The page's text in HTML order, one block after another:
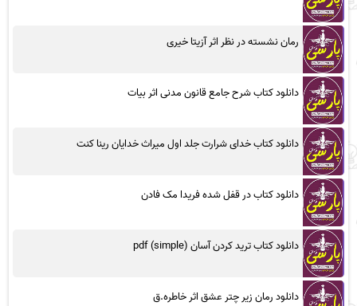
رمان نشسته در نظر اثر آزیتا خیری
دانلود کتاب شرح جامع قانون مدنی اثر بیات
دانلود کتاب خدای شرارت جلد اول میراث خدایان رینا کنت
دانلود کتاب در قفل شده فریدا مک فادن
دانلود کتاب ترید کردن آسان (simple) pdf
دانلود رمان زیر چتر عشق اثر خاطره.ق